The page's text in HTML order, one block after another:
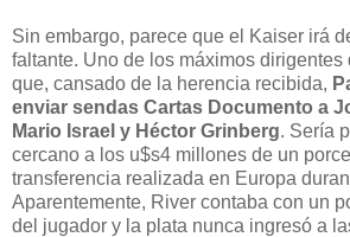
Sin embargo, parece que el Kaiser irá
faltante. Uno de los máximos
que, cansado de la herencia recibida,
enviar sendas Cartas Documento a
Mario Israel y Héctor Grinberg. Sería
cercano a los u$s4 millones de un
transferencia realizada en Europa
Aparentemente, River contaba con un
del jugador y la plata nunca ingresó a